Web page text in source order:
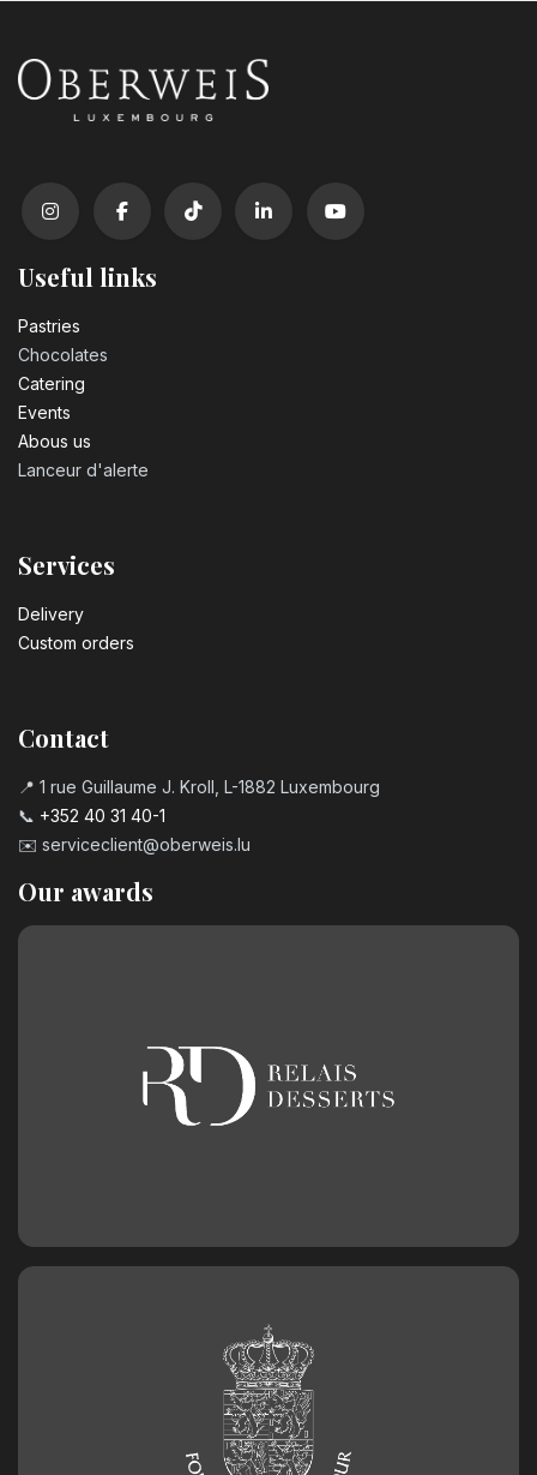
Useful links
Pastrie​s
Chocolates
Catering
Events
Abous us
Lanceur d'alerte
Services
Delivery
Custom orders
Contact
📍 1 rue Guillaume J. Kroll, L-1882 Luxembourg
📞 +352 40 31 40-1
✉️ serviceclient@oberweis.lu
Our awards